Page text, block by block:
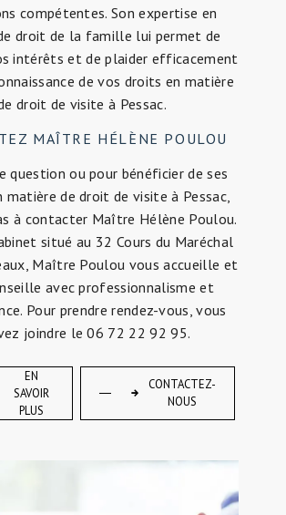
compétentes. Son expertise en
droit de la famille lui permet de
intérêts et de plaider efficacement
de vos droits en matière
droit de visite à Pessac.
MAÎTRE HÉLÈNE POULOU
question ou pour bénéficier de ses
matière de droit de visite à Pessac,
à contacter Maître Hélène Poulou.
situé au 32 Cours du Maréchal
Maître Poulou vous accueille et
avec professionnalisme et
Pour prendre rendez-vous, vous
joindre le 06 72 22 92 95.
EN
SAVOIR
PLUS
CONTACTEZ-
NOUS